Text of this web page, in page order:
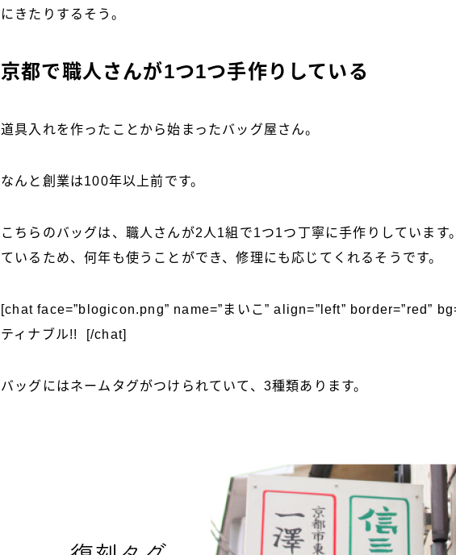
にきたりするそう。
京都で職人さんが1つ1つ手作りしている
道具入れを作ったことから始まったバッグ屋さん。
なんと創業は100年以上前です。
こちらのバッグは、職人さんが2人1組で1つ1つ丁寧に手作りしています
ているため、何年も使うことができ、修理にも応じてくれるそうです。
[chat face=”blogicon.png” name=”まいこ” align=”left” border=”red”
ティナブル!! [/chat]
バッグにはネームタグがつけられていて、3種類あります。